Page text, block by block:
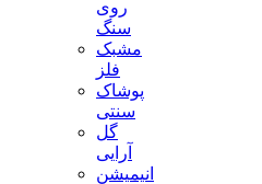
روی
سنگ
مشبک
فلز
پوشاک
سنتی
گل
آرایی
انیمیشن